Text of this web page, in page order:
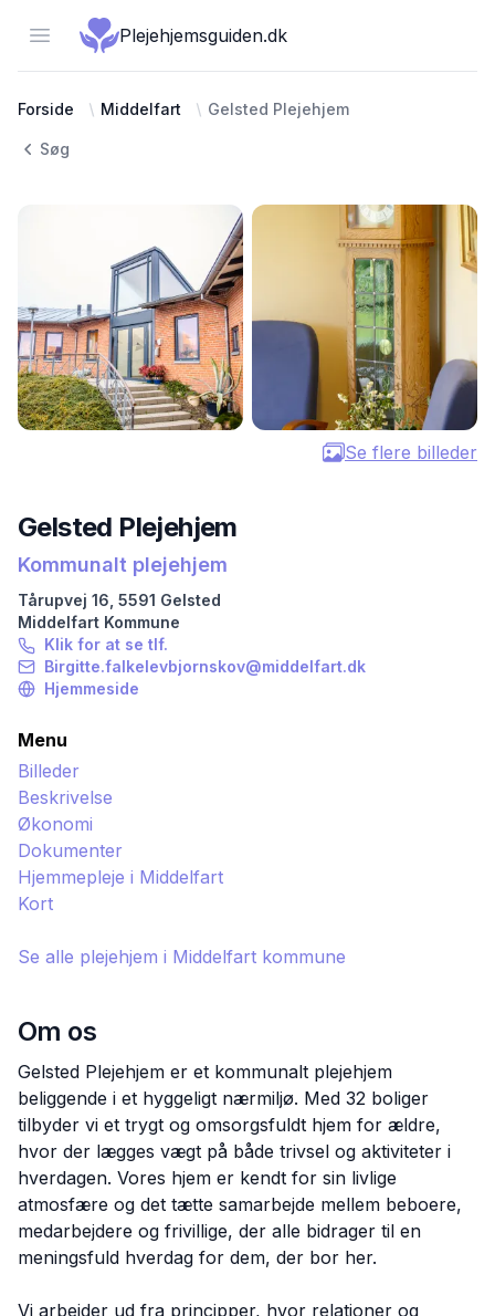
Open menuPlejehjemsguiden.dk
Forside Middelfart Gelsted Plejehjem
Søg
Se flere billeder
Gelsted Plejehjem
Kommunalt plejehjem
Tårupvej 16 5591 Gelsted
Middelfart Kommune
Klik for at se tlf.
Birgitte.falkelevbjornskov@middelfart.dk
Hjemmeside
Menu
Billeder
Beskrivelse
Økonomi
Dokumenter
Hjemmepleje i Middelfart
Kort
Se alle plejehjem i Middelfart kommune
Om os
Gelsted Plejehjem er et kommunalt plejehjem
beliggende i et hyggeligt nærmiljø. Med 32 boliger
tilbyder vi et trygt og omsorgsfuldt hjem for ældre,
hvor der lægges vægt på både trivsel og aktiviteter i
hverdagen. Vores hjem er kendt for sin livlige
atmosfære og det tætte samarbejde mellem beboere,
medarbejdere og frivillige, der alle bidrager til en
meningsfuld hverdag for dem, der bor her.
Vi arbejder ud fra principper, hvor relationer og